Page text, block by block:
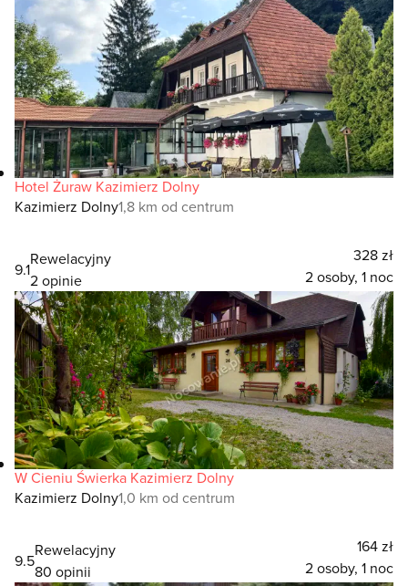
Hotel Żuraw Kazimierz Dolny
Kazimierz Dolny1,8 km od centrum
9.1
Rewelacyjny
2 opinie
328 zł
2 osoby, 1 noc
W Cieniu Świerka Kazimierz Dolny
Kazimierz Dolny1,0 km od centrum
9.5
Rewelacyjny
80 opinii
164 zł
2 osoby, 1 noc